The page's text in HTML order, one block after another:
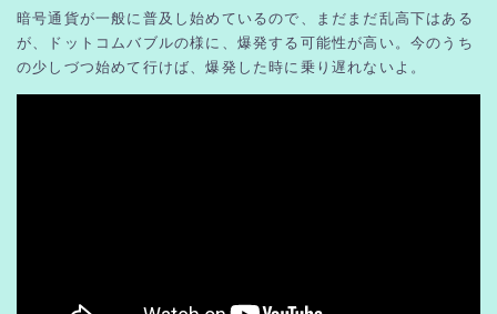
暗号通貨が一般に普及し始めているので、まだまだ乱高下はある
が、ドットコムバブルの様に、爆発する可能性が高い。今のうち
の少しづつ始めて行けば、爆発した時に乗り遅れないよ。